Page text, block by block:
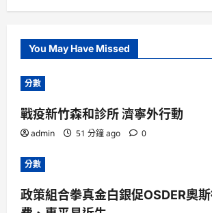
You May Have Missed
分數
戰疫新竹森和診所 濟寧外行動
admin 51 分鐘 ago 0
分數
政策組合拳真金白銀促OSDER奧